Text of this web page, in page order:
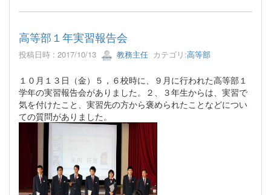
高等部１年実習報告会
投稿日時 : 2017/10/13 教務主任 カテゴリ:高等部
１０月１３日（金）５，６校時に、９月に行われた高等部１
学年の実習報告会がありました。２、３年生からは、実習で
気を付けたこと、実習先の方から褒められたことなどについ
ての質問がありました。